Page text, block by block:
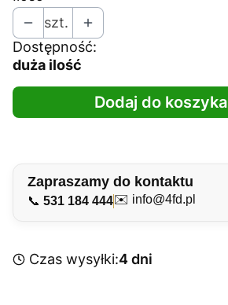
szt.
Dostępność:
duża ilość
Dodaj do koszyka
Zapraszamy do kontaktu
📞 531 184 444✉️ info@4fd.pl
Czas wysyłki:4 dni